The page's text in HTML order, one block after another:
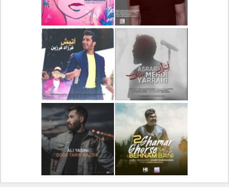
دانلود آهنگ جدید رضا
بهرام بنام نگار
دانلود آهنگ جدید علی
لهراسبی بنام صورت
دانلود آهنگ جدید مهدی
یراحی بنام اسرار
دانلود آهنگ جدید فرزاد
فرزین بنام آتیش